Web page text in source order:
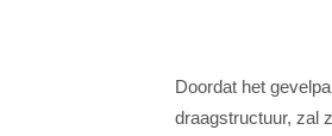
Doordat het
draagstructuur, zal